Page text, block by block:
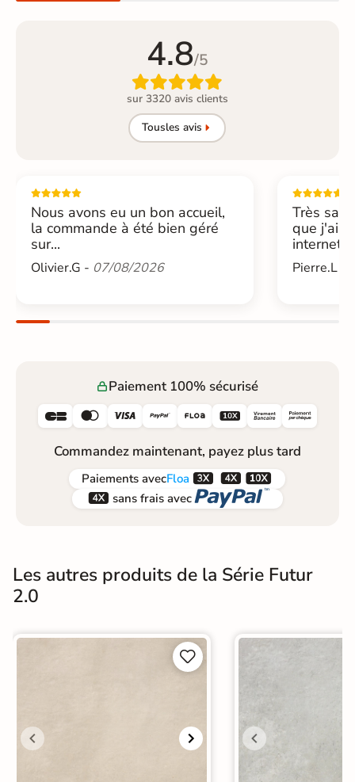
4.8/5

sur 3320 avis clients
Tousles avis
Nous avons eu un bon accueil,
la commande à été bien géré
sur...
Olivier.G - 07/08/2026
Très
que j'ai
internet....
Pierre.L -
Paiement 100% sécurisé
     
Commandez maintenant, payez plus tard
Paiements avecFloa  
 sans frais avec 
Les autres produits de la Série Futur
2.0

